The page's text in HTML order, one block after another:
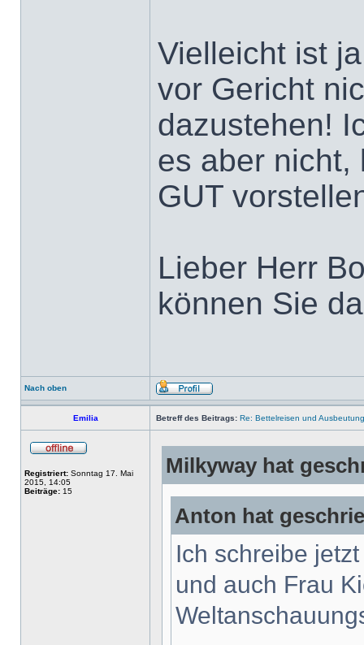
Vielleicht ist
vor Gericht
dazustehen!
es aber nicht,
GUT
Lieber Herr
können Sie
Nach oben
Emilia Betreff des Beitrags: Re: Bettelreisen und
Registriert: Sonntag 17. Mai
2015, 14:05
Beiträge: 15
Milkyway hat
Anton hat
Ich schreibe
und auch Frau